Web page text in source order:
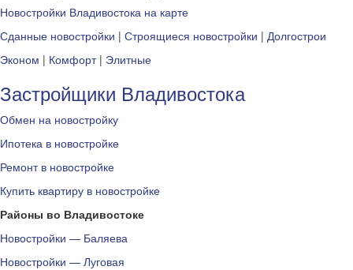
Новостройки Владивостока на карте
Сданные новостройки | Строящиеся новостройки | Долгострои
Эконом | Комфорт| Элитные
Застройщики Владивостока
Обмен на новостройку
Ипотека в новостройке
Ремонт в новостройке
Купить квартиру в новостройке
Районы во Владивостоке
Новостройки — Баляева
Новостройки — Луговая